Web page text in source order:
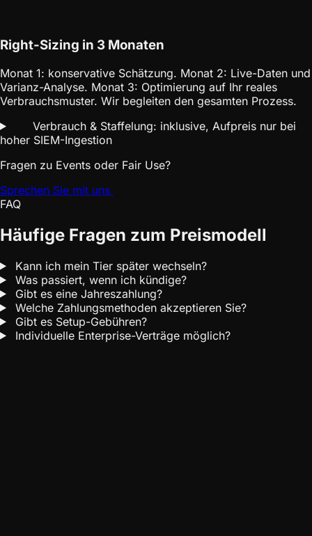
Right-Sizing in 3 Monaten
Monat 1: konservative Schätzung. Monat 2: Live-Daten und
Varianz-Analyse. Monat 3: Optimierung auf Ihr reales
Verbrauchsmuster. Wir begleiten den gesamten Prozess.
Verbrauch & Staffelung: inklusive, Aufpreis nur bei
hoher SIEM-Ingestion
Fragen zu Events oder Fair Use?
Sprechen Sie mit uns
FAQ
Häufige Fragen zum Preismodell
Kann ich mein Tier später wechseln?
Was passiert, wenn ich kündige?
Gibt es eine Jahreszahlung?
Welche Zahlungsmethoden akzeptieren Sie?
Gibt es Setup-Gebühren?
Individuelle Enterprise-Verträge möglich?